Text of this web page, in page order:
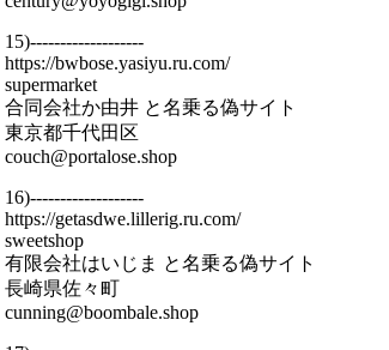
15)-------------------
https://bwbose.yasiyu.ru.com/
supermarket
合同会社か由井 と名乗る偽サイト
東京都千代田区
couch@portalose.shop
16)-------------------
https://getasdwe.lillerig.ru.com/
sweetshop
有限会社はいじま と名乗る偽サイト
長崎県佐々町
cunning@boombale.shop